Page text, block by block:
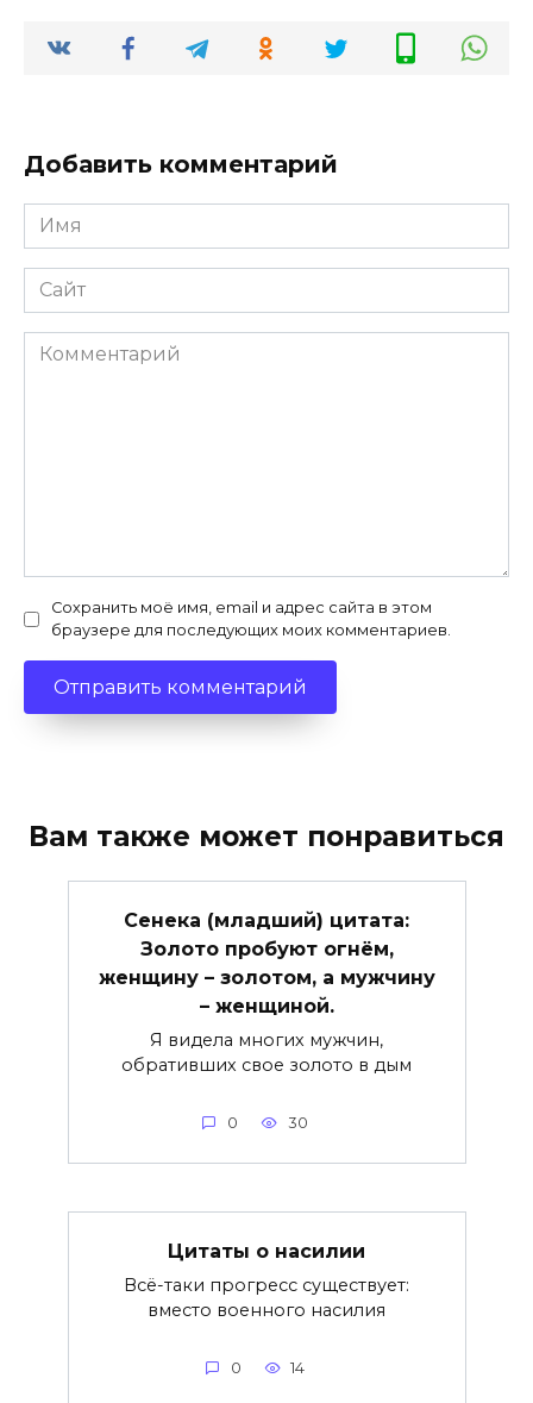
Добавить комментарий
Имя
*
Сайт
Комментарий
Сохранить моё имя, email и адрес сайта в этом
браузере для последующих моих комментариев.
Вам также может понравиться
Сенека (младший) цитата:
Золото пробуют огнём,
женщину – золотом, а мужчину
– женщиной.
Я видела многих мужчин,
обративших свое золото в дым
0 30
Цитаты о насилии
Всё-таки прогресс существует:
вместо военного насилия
0 14